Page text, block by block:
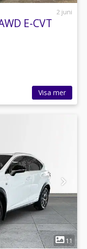
2 juni
E-CVT
Visa mer
11